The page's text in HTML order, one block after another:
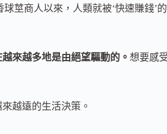
莖商人以來，人類就被‘快速賺錢’
來越多地是由絕望驅動的。 想要感
越遠的生活決策。